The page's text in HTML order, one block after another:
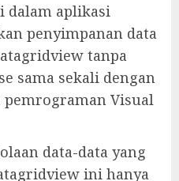
dalam aplikasi
penyimpanan data
tanpa
sama sekali dengan
pemrograman Visual
data-data yang
ini hanya